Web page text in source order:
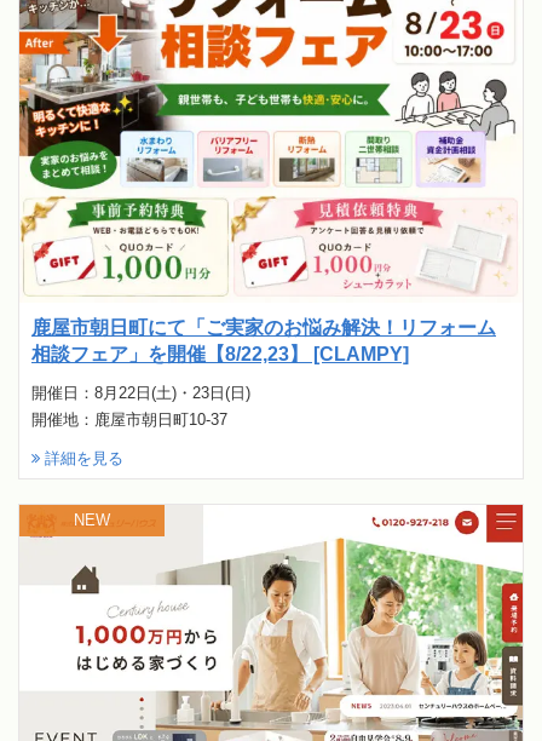
鹿屋市朝日町にて「ご実家のお悩み解決！リフォーム
相談フェア」を開催【8/22,23】 [CLAMPY]
開催日：8月22日(土)・23日(日)
開催地：鹿屋市朝日町10-37
詳細を見る
NEW